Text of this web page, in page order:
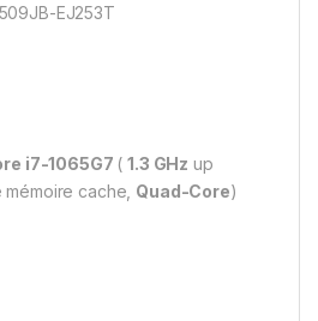
EJ253T
i7-1065G7 (1.3 GHz up
mémoire cache, Quad-Core)